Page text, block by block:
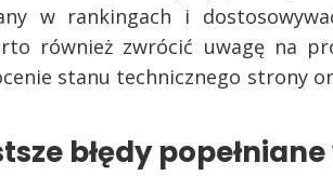
w rankingach i
również zwrócić uwagę na
stanu technicznego strony
błędy popełniane